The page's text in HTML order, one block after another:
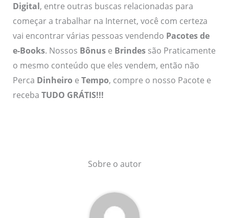
Digital, entre outras buscas relacionadas para
começar a trabalhar na Internet, você com certeza
vai encontrar várias pessoas vendendo Pacotes de
e-Books. Nossos Bônuse Brindessão Praticamente
o mesmo conteúdo que eles vendem, então não
Perca Dinheiro e Tempo, compre o nosso Pacote e
receba TUDO GRÁTIS!!!
Sobre o autor